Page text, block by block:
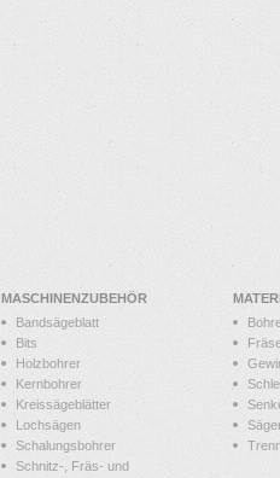
MASCHINENZUBEHÖR
Bandsägeblatt
Bits
Holzbohrer
Kernbohrer
Kreissägeblätter
Lochsägen
Schalungsbohrer
Schnitz-, Fräs- und